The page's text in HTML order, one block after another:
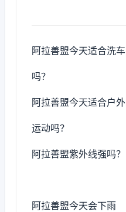
阿拉善盟今天适合洗车
吗？
阿拉善盟今天适合户外
运动吗？
阿拉善盟紫外线强吗？
阿拉善盟今天会下雨